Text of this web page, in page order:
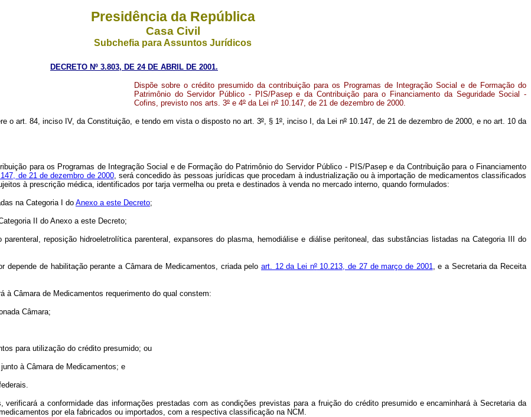
Presidência da República
Casa Civil
Subchefia para Assuntos Jurídicos
DECRETO Nº 3.803, DE 24 DE ABRIL DE 2001.
Dispõe sobre o crédito presumido da contribuição para os Programas de Integração Social e de Formação do
Patrimônio do Servidor Público - PIS/Pasep e da Contribuição para o Financiamento da Seguridade Social -
Cofins, previsto nos arts. 3º e 4º da Lei nº 10.147, de 21 de dezembro de 2000.
o art. 84, inciso IV, da Constituição, e tendo em vista o disposto no art. 3º, § 1º, inciso I, da Lei nº10.147, de 21 de dezembro de 2000, e no art. 10 da
para os Programas de Integração Social e de Formação do Patrimônio do Servidor Público - PIS/Pasep e da Contribuição para o Financiamento
de 21 de dezembro de 2000, será concedido às pessoas jurídicas que procedam à industrialização ou à importação de medicamentos classificados
à prescrição médica, identificados por tarja vermelha ou preta e destinados à venda no mercado interno, quando formulados:
na Categoria I do Anexo a este Decreto;
II do Anexo a este Decreto;
reposição hidroeletrolítica parenteral, expansores do plasma, hemodiálise e diálise peritoneal, das substâncias listadas na Categoria III do
de habilitação perante a Câmara de Medicamentos, criada pelo art. 12 da Lei nº10.213, de 27 de março de 2001, e a Secretaria da Receita
Câmara de Medicamentos requerimento do qual constem:
Câmara;
para utilização do crédito presumido; ou
à Câmara de Medicamentos; e
a conformidade das informações prestadas com as condições previstas para a fruição do crédito presumido e encaminhará à Secretaria da
por ela fabricados ou importados, com a respectiva classificação na NCM.